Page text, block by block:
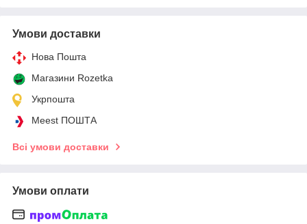
Умови доставки
Нова Пошта
Магазини Rozetka
Укрпошта
Meest ПОШТА
Всі умови доставки
Умови оплати